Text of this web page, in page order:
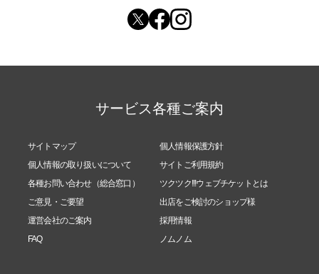
サービス各種ご案内
サイトマップ
個人情報保護方針
個人情報の取り扱いについて
サイトご利用規約
各種お問い合わせ（総合窓口）
ツクツク!!!ウェブチケットとは
ご意見・ご要望
出店をご検討のショップ様
運営会社のご案内
採用情報
FAQ
ノムノム